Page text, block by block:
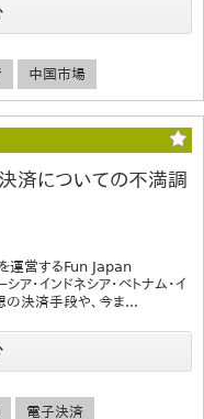
中国市場
済についての不満調
を運営するFun Japan
・インドネシア・ベトナム・イ
の決済手段や、今ま...
電子決済